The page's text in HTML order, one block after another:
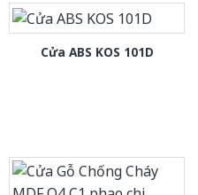
Cửa ABS KOS 101D